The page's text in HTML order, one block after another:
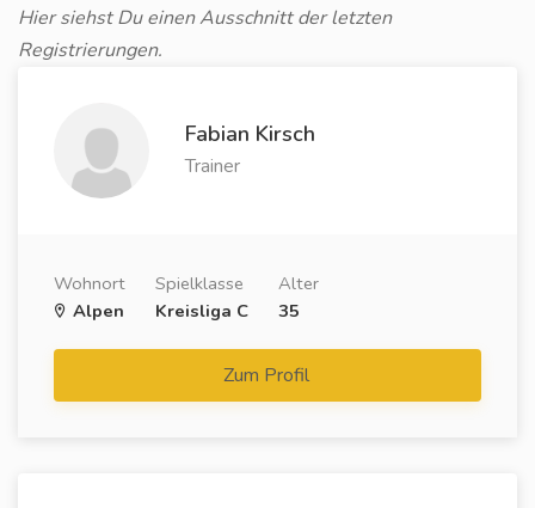
Hier siehst Du einen Ausschnitt der letzten
Registrierungen.
Fabian Kirsch
Trainer
Wohnort
Alpen
Spielklasse
Kreisliga C
Alter
35
Zum Profil